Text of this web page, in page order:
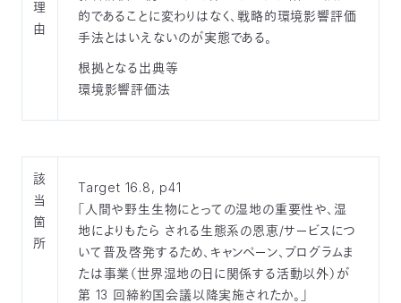
理
由
的であることに変わりはなく、戦略的環境影響評価
手法とはいえないのが実態である。
根拠となる出典等
環境影響評価法
該
当
箇
所
Target 16.8, p41
「人間や野生生物にとっての湿地の重要性や、湿
地によりもたら される生態系の恩恵/サービスにつ
いて普及啓発するため、キャンペーン、プログラムま
たは事業（世界湿地の日に関係する活動以外）が
第 13 回締約国会議以降実施されたか。」